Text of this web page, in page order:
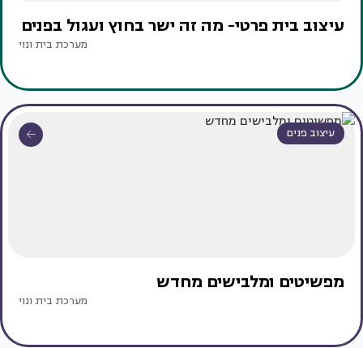
עיצוב בית פרטי- מה זה ישר בחוץ ועגול בפנים
מערכת בית ונוי
עיצוב פנים
מפשיטים ומלבישים מחדש
מערכת בית ונוי